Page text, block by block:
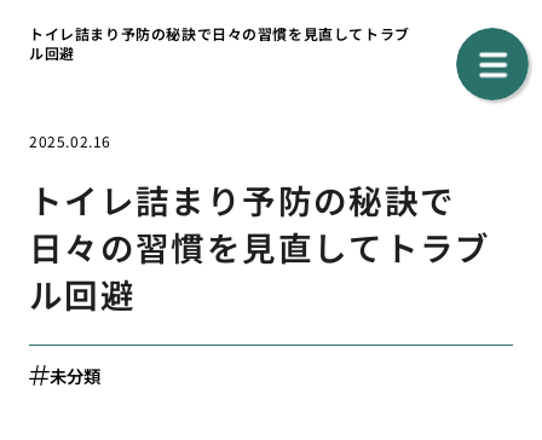
トイレ詰まり予防の秘訣で日々の習慣を見直してトラブ
ル回避
2025.02.16
トイレ詰まり予防の秘訣で
日々の習慣を見直してトラブ
ル回避
未分類